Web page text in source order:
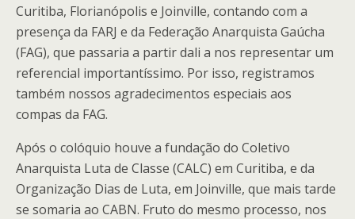
Curitiba, Florianópolis e Joinville, contando com a
presença da FARJ e da Federação Anarquista Gaúcha
(FAG), que passaria a partir dali a nos representar um
referencial importantíssimo. Por isso, registramos
também nossos agradecimentos especiais aos
compas da FAG.
Após o colóquio houve a fundação do Coletivo
Anarquista Luta de Classe (CALC) em Curitiba, e da
Organização Dias de Luta, em Joinville, que mais tarde
se somaria ao CABN. Fruto do mesmo processo, nos